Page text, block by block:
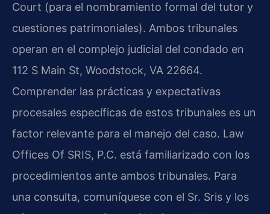
Court (para el nombramiento formal del tutor y
cuestiones patrimoniales). Ambos tribunales
operan en el complejo judicial del condado en
112 S Main St, Woodstock, VA 22664.
Comprender las prácticas y expectativas
procesales específicas de estos tribunales es un
factor relevante para el manejo del caso. Law
Offices Of SRIS, P.C. está familiarizado con los
procedimientos ante ambos tribunales. Para
una consulta, comuníquese con el Sr. Sris y los